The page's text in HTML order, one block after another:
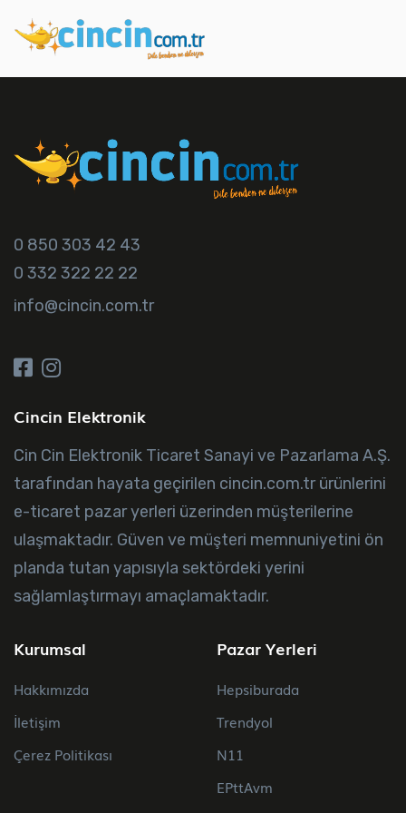
0 850 303 42 43
0 332 322 22 22
info@cincin.com.tr
Cincin Elektronik
Cin Cin Elektronik Ticaret Sanayi ve Pazarlama A.Ş.
tarafından hayata geçirilen cincin.com.tr ürünlerini
e-ticaret pazar yerleri üzerinden müşterilerine
ulaşmaktadır. Güven ve müşteri memnuniyetini ön
planda tutan yapısıyla sektördeki yerini
sağlamlaştırmayı amaçlamaktadır.
Kurumsal
Hakkımızda
İletişim
Çerez Politikası
Pazar Yerleri
Hepsiburada
Trendyol
N11
EPttAvm